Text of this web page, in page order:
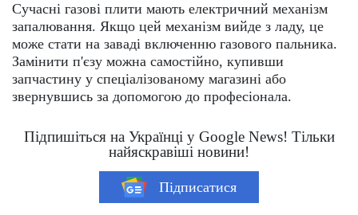
Сучасні газові плити мають електричний механізм
запалювання. Якщо цей механізм вийде з ладу, це
може стати на заваді включенню газового пальника.
Замінити п'єзу можна самостійно, купивши
запчастину у спеціалізованому магазині або
звернувшись за допомогою до професіонала.
Підпишіться на Українці у Google News! Тільки
найяскравіші новини!
Підписатися